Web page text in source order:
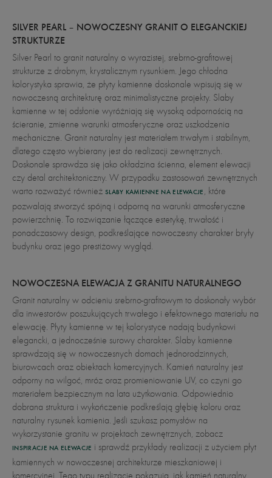
SILVER PEARL – NOWOCZESNY GRANIT O ELEGANCKIEJ
STRUKTURZE
Silver Pearl to granit naturalny o wyrazistej, srebrno-grafitowej
strukturze z drobnym, krystalicznym rysunkiem. Jego chłodna
kolorystyka sprawia, że płyty kamienne doskonale wpisują się w
nowoczesną architekturę oraz minimalistyczne projekty. Slaby
kamienne w tej odsłonie wyróżniają się wysoką odpornością na
ścieranie, zmienne warunki atmosferyczne oraz uszkodzenia
mechaniczne. Granit naturalny jest materiałem trwałym i stabilnym,
dlatego często wybierany jest do realizacji zewnętrznych.
Doskonale sprawdza się jako okładzina ścienna, element elewacji
czy detal architektoniczny. W przypadku zastosowań zewnętrznych
warto rozważyć również SLABY KAMIENNE NA ELEWACJE , które
pozwalają stworzyć spójną i odporną na warunki atmosferyczne
powierzchnię. To rozwiązanie łączące estetykę, trwałość i
ponadczasowy design, podkreślające nowoczesny charakter bryły
budynku oraz jego prestiżowy wygląd.
NOWOCZESNA ELEWACJA Z GRANITU NATURALNEGO
Granit naturalny w odcieniu srebrno-grafitowym to doskonały wybór
dla inwestorów poszukujących trwałego i efektownego materiału na
elewację. Płyty kamienne w tej kolorystyce nadają budynkowi
elegancki, a jednocześnie surowy charakter. Slaby kamienne
sprawdzają się w nowoczesnych domach jednorodzinnych,
biurowcach oraz obiektach komercyjnych. Kamień naturalny jest
odporny na wilgoć, mróz oraz promieniowanie UV, co czyni go
materiałem bezpiecznym na lata użytkowania. Odpowiednio
dobrana struktura i wykończenie podkreślają głębię koloru oraz
naturalny rysunek kamienia. Jeśli szukasz pomysłów na
wykorzystanie granitu w projektach zewnętrznych, zobacz
INSPIRACJE NA ELEWACJE i sprawdź przykłady realizacji z użyciem płyt
kamiennych w nowoczesnej architekturze mieszkaniowej i
komercyjnej. Tego typu realizacje pokazują, jak kamień naturalny